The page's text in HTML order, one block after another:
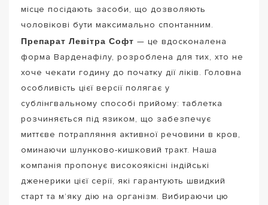
місце посідають засоби, що дозволяють
чоловікові бути максимально спонтанним.
Препарат Левітра Софт — це вдосконалена
форма Варденафілу, розроблена для тих, хто не
хоче чекати годину до початку дії ліків. Головна
особливість цієї версії полягає у
сублінгвальному способі прийому: таблетка
розчиняється під язиком, що забезпечує
миттєве потрапляння активної речовини в кров,
оминаючи шлунково-кишковий тракт. Наша
компанія пропонує високоякісні індійські
дженерики цієї серії, які гарантують швидкий
старт та м’яку дію на організм. Вибираючи цю